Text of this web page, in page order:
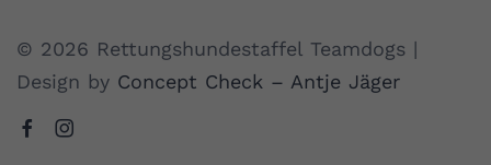
© 2026 Rettungshundestaffel Teamdogs |
Design by Concept Check – Antje Jäger